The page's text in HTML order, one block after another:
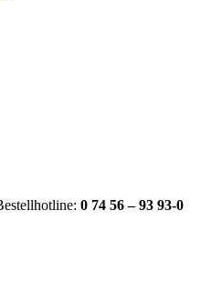
0 74 56 – 93 93-0